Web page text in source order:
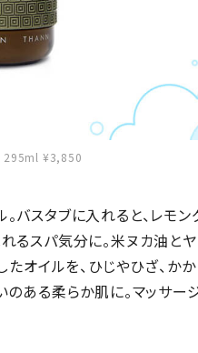
295ml ¥3,850
スタブに入れると、レモン
るスパ気分に。米ヌカ油と
たオイルを、ひじやひざ、か
ある柔らか肌に。マッサー